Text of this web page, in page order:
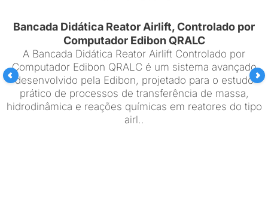
Bancada Didática Reator Airlift, Controlado por
Computador Edibon QRALC
A Bancada Didática Reator Airlift Controlado por
Computador Edibon QRALC é um sistema avançado
desenvolvido pela Edibon, projetado para o estudo
prático de processos de transferência de massa,
hidrodinâmica e reações químicas em reatores do tipo
airl..